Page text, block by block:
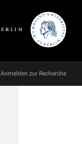
Anmelden zur Recherche